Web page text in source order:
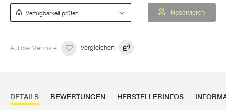
Reservieren
Auf die Merkliste Vergleichen
DETAILS BEWERTUNGEN HERSTELLERINFOS